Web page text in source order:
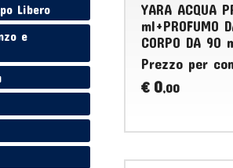
YARA ACQUA
ml+PROFUMO
CORPO DA
Prezzo per
€ 0,00
Libero
e